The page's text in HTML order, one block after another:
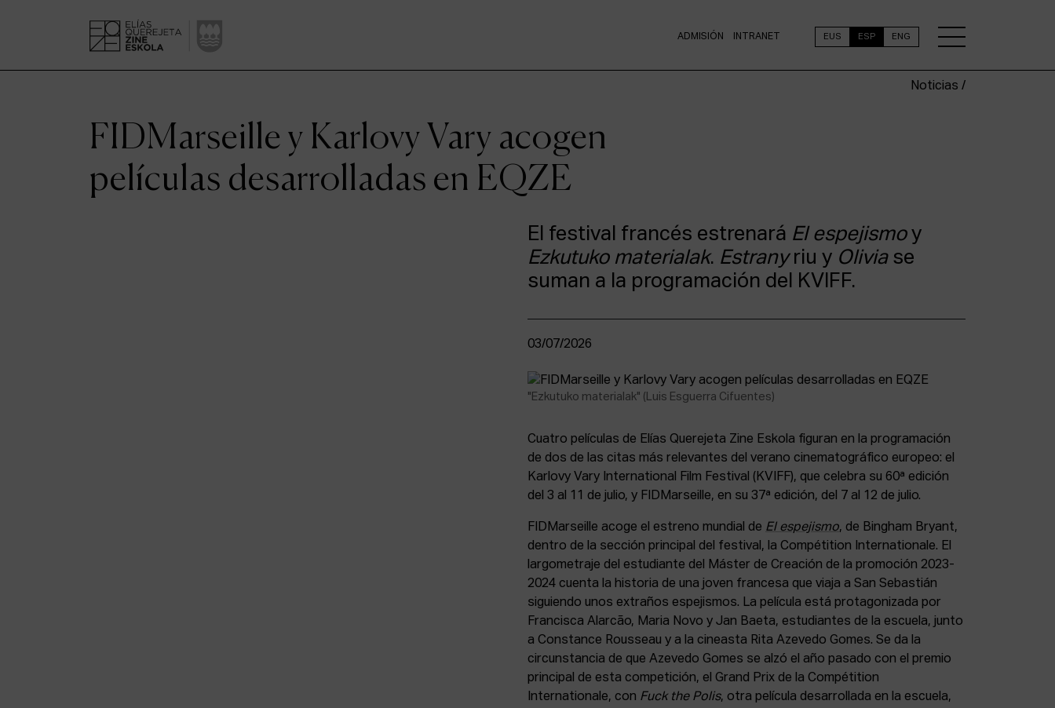
ADMISIÓN INTRANET EUS ESP ENG
Noticias /
FIDMarseille y Karlovy Vary acogen
películas desarrolladas en EQZE
El festival francés estrenará El espejismoy
Ezkutuko materialak. Estranyriu y Olivia se
suman a la programación del KVIFF.
03/07/2026
"Ezkutuko materialak" (Luis Esguerra Cifuentes)
Cuatro películas de Elías Querejeta Zine Eskola figuran en la programación
de dos de las citas más relevantes del verano cinematográfico europeo: el
Karlovy Vary International Film Festival (KVIFF), que celebra su 60ª edición
del 3 al 11 de julio, y FIDMarseille, en su 37ª edición, del 7 al 12 de julio.
FIDMarseille acoge el estreno mundial de El espejismo, de Bingham Bryant,
dentro de la sección principal del festival, la Compétition Internationale. El
largometraje del estudiante del Máster de Creación de la promoción 2023-
2024 cuenta la historia de una joven francesa que viaja a San Sebastián
siguiendo unos extraños espejismos. La película está protagonizada por
Francisca Alarcão, Maria Novo y Jan Baeta, estudiantes de la escuela, junto
a Constance Rousseau y a la cineasta Rita Azevedo Gomes. Se da la
circunstancia de que Azevedo Gomes se alzó el año pasado con el premio
principal de esta competición, el Grand Prix de la Compétition
Internationale, con Fuck the Polis, otra película desarrollada en la escuela,